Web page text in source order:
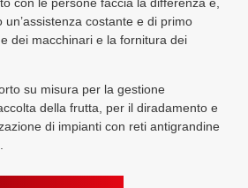
costante e di primo
dei macchinari e la fornitura dei
su misura per la gestione
della frutta, per il diradamento e
di impianti con reti antigrandine